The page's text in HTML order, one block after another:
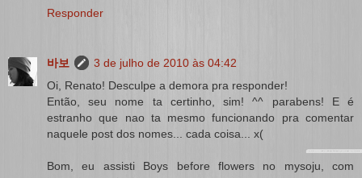
Responder
바보
3 de julho de 2010 às 04:42
Oi, Renato! Desculpe a demora pra responder!
Então, seu nome ta certinho, sim! ^^ parabens! E é
estranho que nao ta mesmo funcionando pra comentar
naquele post dos nomes... cada coisa... x(
Bom, eu assisti Boys before flowers no mysoju, com